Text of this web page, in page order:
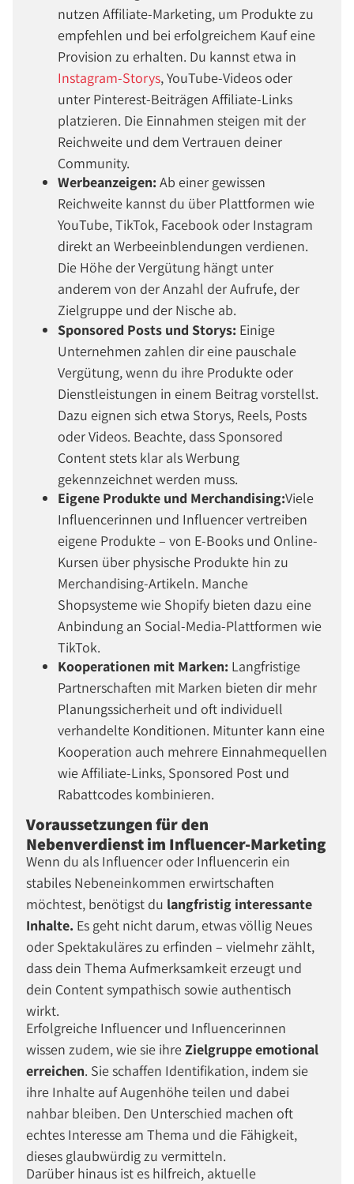
nutzen Affiliate-Marketing, um Produkte zu
empfehlen und bei erfolgreichem Kauf eine
Provision zu erhalten. Du kannst etwa in
Instagram-Storys, YouTube-Videos oder
unter Pinterest-Beiträgen Affiliate-Links
platzieren. Die Einnahmen steigen mit der
Reichweite und dem Vertrauen deiner
Community.
Werbeanzeigen: Ab einer gewissen
Reichweite kannst du über Plattformen wie
YouTube, TikTok, Facebook oder Instagram
direkt an Werbeeinblendungen verdienen.
Die Höhe der Vergütung hängt unter
anderem von der Anzahl der Aufrufe, der
Zielgruppe und der Nische ab.
Sponsored Posts und Storys: Einige
Unternehmen zahlen dir eine pauschale
Vergütung, wenn du ihre Produkte oder
Dienstleistungen in einem Beitrag vorstellst.
Dazu eignen sich etwa Storys, Reels, Posts
oder Videos. Beachte, dass Sponsored
Content stets klar als Werbung
gekennzeichnet werden muss.
Eigene Produkte und Merchandising:Viele
Influencerinnen und Influencer vertreiben
eigene Produkte – von E-Books und Online-
Kursen über physische Produkte hin zu
Merchandising-Artikeln. Manche
Shopsysteme wie Shopify bieten dazu eine
Anbindung an Social-Media-Plattformen wie
TikTok.
Kooperationen mit Marken: Langfristige
Partnerschaften mit Marken bieten dir mehr
Planungssicherheit und oft individuell
verhandelte Konditionen. Mitunter kann eine
Kooperation auch mehrere Einnahmequellen
wie Affiliate-Links, Sponsored Post und
Rabattcodes kombinieren.
Voraussetzungen für den
Nebenverdienst im Influencer-Marketing
Wenn du als Influencer oder Influencerin ein
stabiles Nebeneinkommen erwirtschaften
möchtest, benötigst du langfristig interessante
Inhalte. Es geht nicht darum, etwas völlig Neues
oder Spektakuläres zu erfinden – vielmehr zählt,
dass dein Thema Aufmerksamkeit erzeugt und
dein Content sympathisch sowie authentisch
wirkt.
Erfolgreiche Influencer und Influencerinnen
wissen zudem, wie sie ihreZielgruppe emotional
erreichen. Sie schaffen Identifikation, indem sie
ihre Inhalte auf Augenhöhe teilen und dabei
nahbar bleiben. Den Unterschied machen oft
echtes Interesse am Thema und die Fähigkeit,
dieses glaubwürdig zu vermitteln.
Darüber hinaus ist es hilfreich, aktuelle